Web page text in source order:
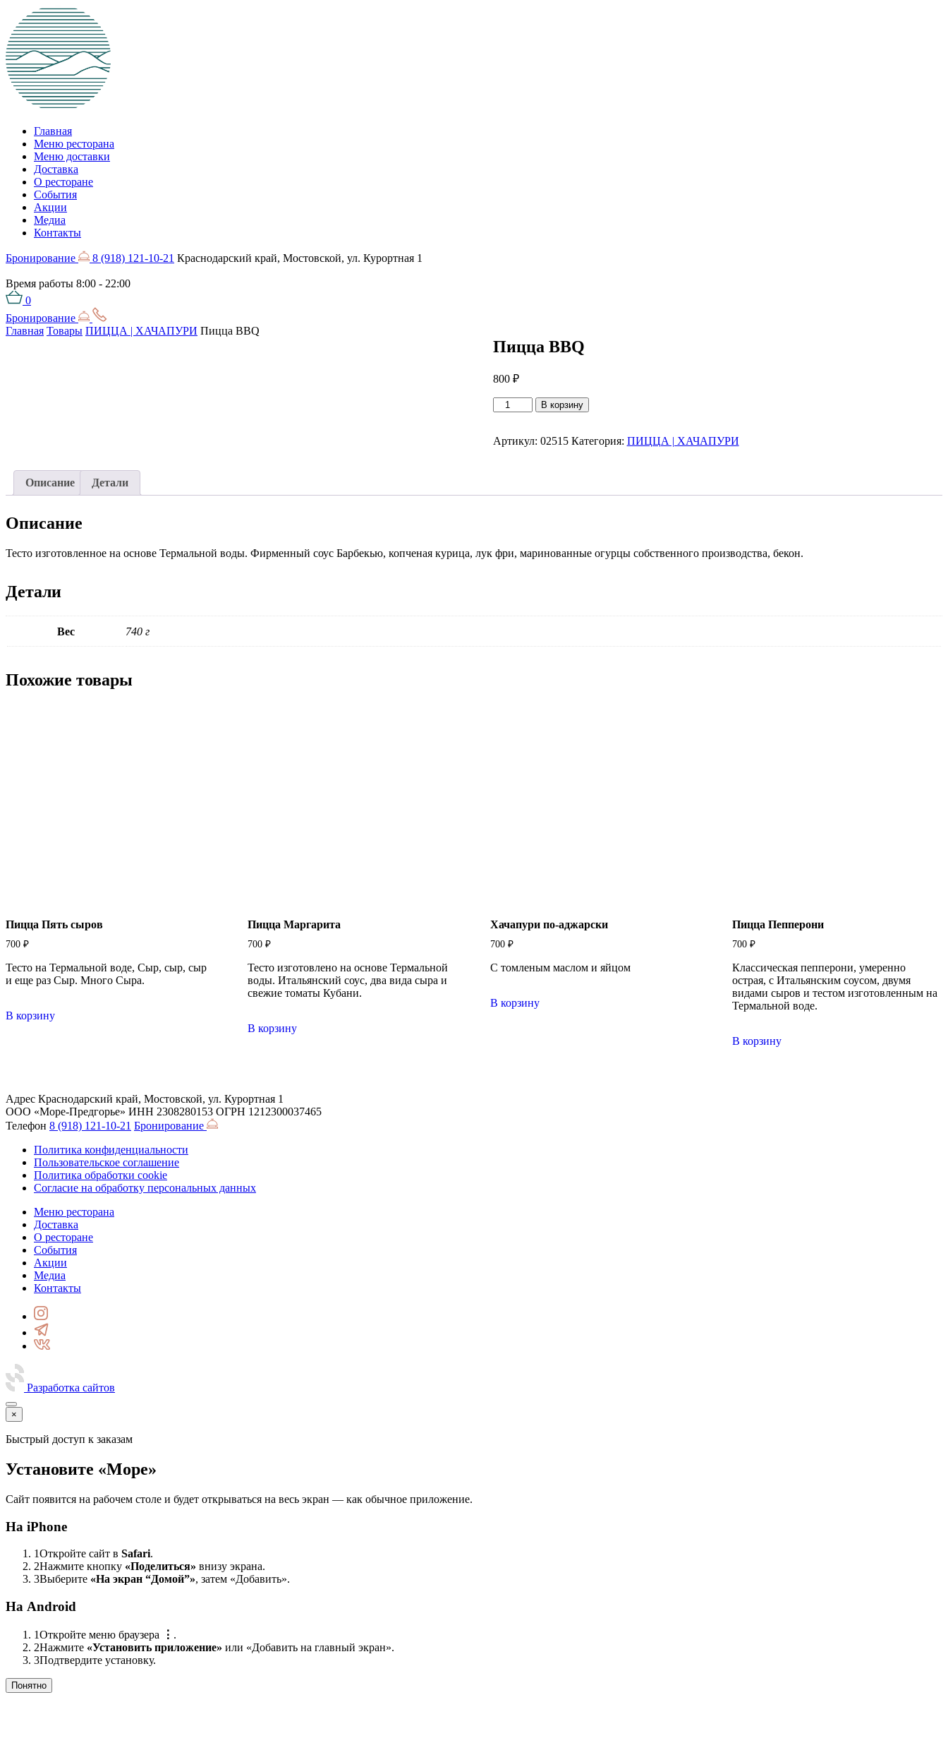
Главная
Меню ресторана
Меню доставки
Доставка
О ресторане
События
Акции
Медиа
Контакты
Бронирование 8 (918) 121-10-21 Краснодарский край, Мостовской, ул. Курортная 1
Время работы 8:00 - 22:00
0
Бронирование
Главная Товары ПИЦЦА | ХАЧАПУРИ Пицца BBQ
Пицца BBQ
800 ₽
Количество
товара
BBQ
В корзину
Артикул: 02515 Категория: ПИЦЦА | ХАЧАПУРИ
Описание Детали
Описание
Тесто изготовленное на основе Термальной воды. Фирменный соус Барбекью, копченая курица, лук фри, маринованные огурцы собственного производства, бекон.
Детали
Вес 740 г
Похожие товары
Пицца Пять сыров
700 ₽
Тесто на Термальной воде, Сыр, сыр, сыр
и еще раз Сыр. Много Сыра.
В корзину
Пицца Маргарита
700₽
Тесто изготовлено на основе Термальной
воды. Итальянский соус, два вида сыра и
свежие томаты Кубани.
В корзину
Хачапури по-аджарски
700 ₽
С томленым маслом и яйцом
В корзину
Пицца Пепперони
700 ₽
Классическая пепперони, умеренно
острая, с Итальянским соусом, двумя
видами сыров и тестом изготовленным на
Термальной воде.
В корзину
Адрес Краснодарский край, Мостовской, ул. Курортная 1
ООО «Море-Предгорье» ИНН 2308280153 ОГРН 1212300037465
Телефон 8 (918) 121-10-21 Бронирование
Политика конфиденциальности
Пользовательское соглашение
Политика обработки cookie
Согласие на обработку персональных данных
Меню ресторана
Доставка
О ресторане
События
Акции
Медиа
Контакты
Разработка сайтов
×
Быстрый доступ к заказам
Установите «Море»
Сайт появится на рабочем столе и будет открываться на весь экран — как обычное приложение.
На iPhone
1Откройте сайт в Safari.
2Нажмите кнопку «Поделиться» внизу экрана.
3Выберите «На экран “Домой”», затем «Добавить».
На Android
1Откройте меню браузера ⋮ .
2Нажмите «Установить приложение» или «Добавить на главный экран».
3Подтвердите установку.
Понятно